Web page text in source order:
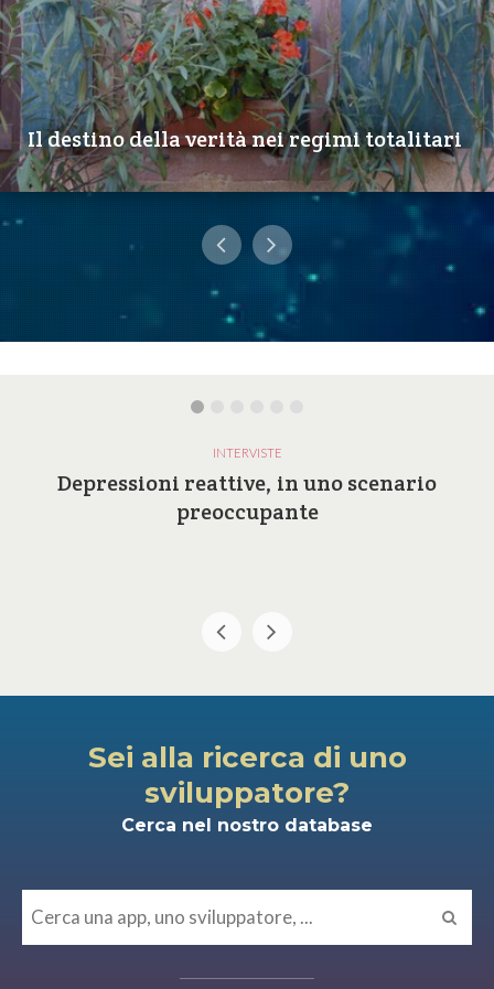
Il destino della verità nei regimi totalitari
INTERVISTE
Depressioni reattive, in uno scenario
preoccupante
Sei alla ricerca di uno
sviluppatore?
Cerca nel nostro database